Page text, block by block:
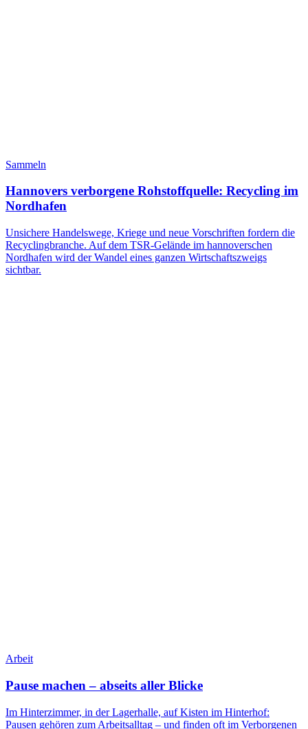
Sammeln
Hannovers verborgene Rohstoffquelle: Recycling im
Nordhafen
Unsichere Handelswege, Kriege und neue Vorschriften fordern die
Recyclingbranche. Auf dem TSR-Gelände im hannoverschen
Nordhafen wird der Wandel eines ganzen Wirtschaftszweigs
sichtbar.
Arbeit
Pause machen – abseits aller Blicke
Im Hinterzimmer, in der Lagerhalle, auf Kisten im Hinterhof:
Pausen gehören zum Arbeitsalltag – und finden oft im Verborgenen